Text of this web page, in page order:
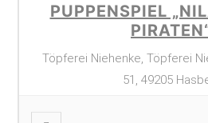
PUPPENSPIEL
Töpferei Niehenke, Töpferei
51, 49205